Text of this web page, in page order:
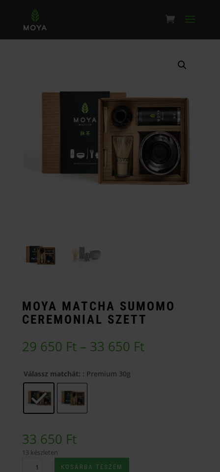
MOYA MATCHA SUMOMO
CEREMONIAL SZETT
29 650 Ft – 33 650 Ft
29
Válassz matchát: : Premium 30g
33 650 Ft
13 készleten
KOSÁRBA TESZEM